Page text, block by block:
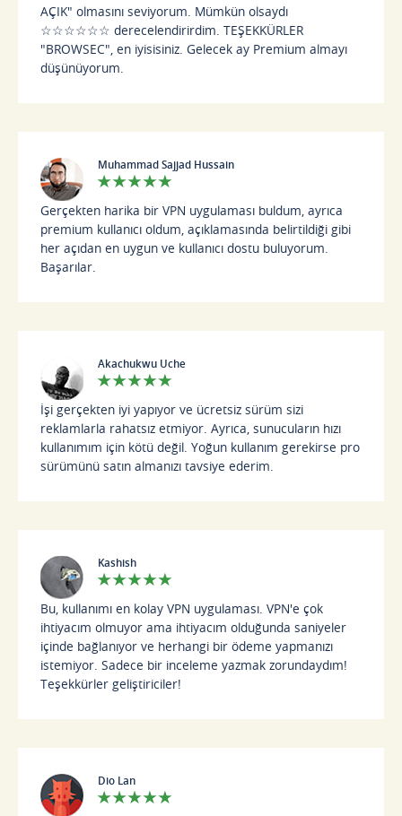
AÇIK" olmasını seviyorum. Mümkün olsaydı
☆☆☆☆☆☆ derecelendirirdim. TEŞEKKÜRLER
"BROWSEC", en iyisisiniz. Gelecek ay Premium almayı
düşünüyorum.
Muhammad Sajjad Hussain
Gerçekten harika bir VPN uygulaması buldum, ayrıca
premium kullanıcı oldum, açıklamasında belirtildiği gibi
her açıdan en uygun ve kullanıcı dostu buluyorum.
Başarılar.
Akachukwu Uche
İşi gerçekten iyi yapıyor ve ücretsiz sürüm sizi
reklamlarla rahatsız etmiyor. Ayrıca, sunucuların hızı
kullanımım için kötü değil. Yoğun kullanım gerekirse pro
sürümünü satın almanızı tavsiye ederim.
Kashish
Bu, kullanımı en kolay VPN uygulaması. VPN'e çok
ihtiyacım olmuyor ama ihtiyacım olduğunda saniyeler
içinde bağlanıyor ve herhangi bir ödeme yapmanızı
istemiyor. Sadece bir inceleme yazmak zorundaydım!
Teşekkürler geliştiriciler!
Dio Lan